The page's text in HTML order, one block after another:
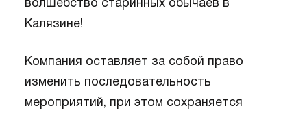
волшебство старинных обычаев в
Калязине!
Компания оставляет за собой право
изменить последовательность
мероприятий, при этом сохраняется